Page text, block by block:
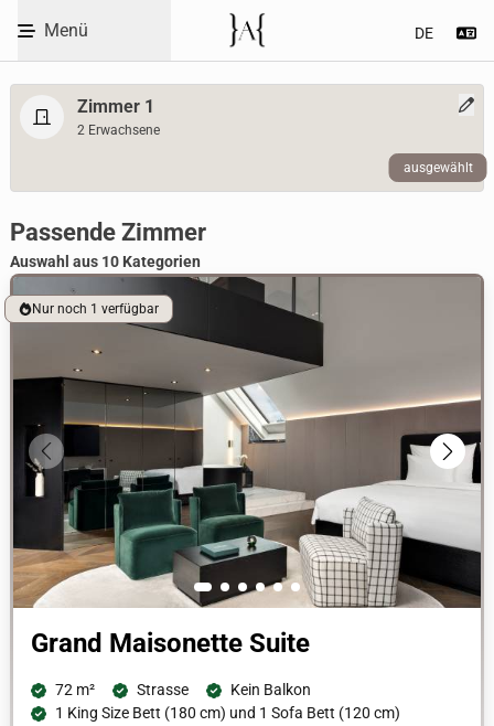
Menü
ausgewählt
Zimmer 1
2 Erwachsene
WBEPLUS.SKIP_TO_UNAVAILABLE
Room selection heading
Passende Zimmer
Auswahl aus 10 Kategorien
Nur noch 1 verfügbar
Grand Maisonette Suite
72 m² Strasse
Kein Balkon
1 King Size Bett (180 cm) und 1 Sofa Bett (120 cm)